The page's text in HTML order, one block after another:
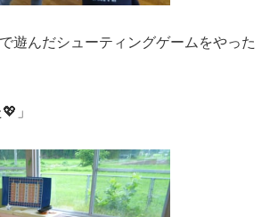
遊んだシューティングゲームをやった
」